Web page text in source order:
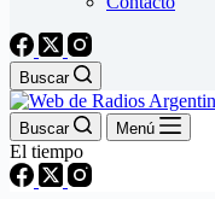
Buscar
Buscar Menú
El tiempo